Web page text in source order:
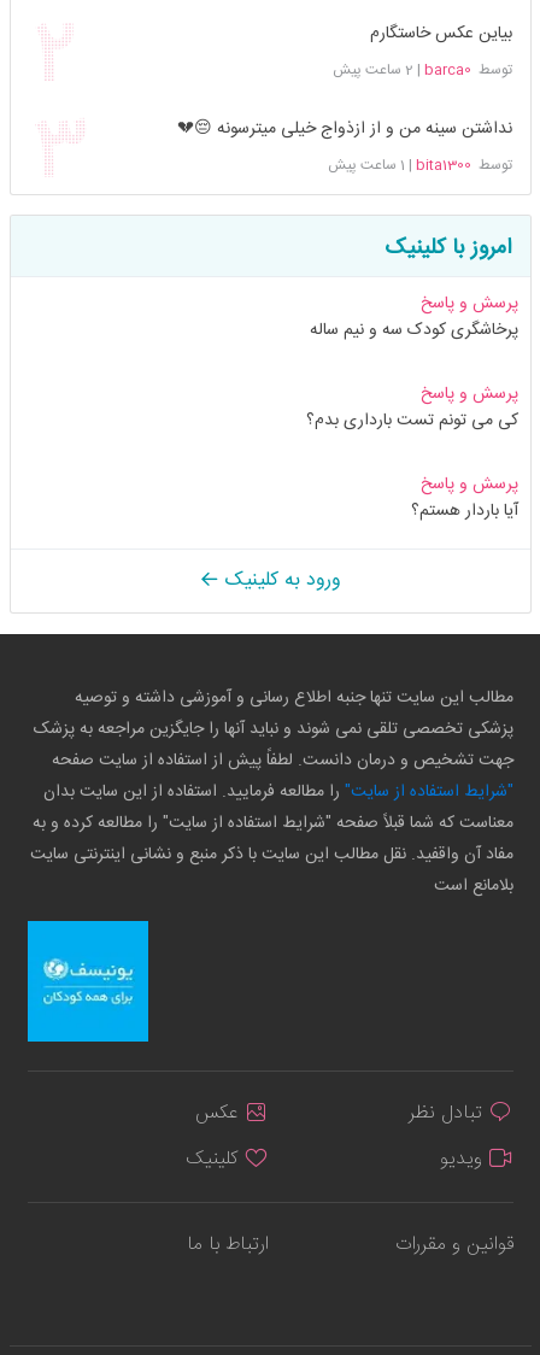
بیاین عکس خاستگارم
توسط barca0
| 2 ساعت پیش
نداشتن سینه من و از ازذواج خیلی میترسونه 😔💔
توسط bita1300
| 1 ساعت پیش
امروز با کلینیک
پرسش و پاسخ
پرخاشگری کودک سه و نیم ساله
پرسش و پاسخ
کی می تونم تست بارداری بدم؟
پرسش و پاسخ
آیا باردار هستم؟
ورود به کلینیک
مطالب این سایت تنها جنبه اطلاع رسانی و آموزشی داشته و توصیه
پزشکی تخصصی تلقی نمی شوند و نباید آنها را جایگزین مراجعه به پزشک
جهت تشخیص و درمان دانست. لطفاً پیش از استفاده از سایت صفحه
"شرایط استفاده از سایت" را مطالعه فرمایید. استفاده از این سایت بدان
معناست که شما قبلاً صفحه "شرایط استفاده از سایت" را مطالعه کرده و به
مفاد آن واقفید. نقل مطالب این سایت با ذکر منبع و نشانی اینترنتی سایت
بلامانع است
تبادل نظر
عکس
ویدیو
کلینیک
قوانین و مقررات ارتباط با ما